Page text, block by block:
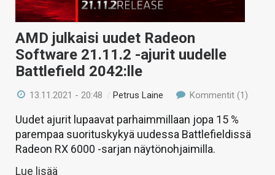
KAUPPA
VAIHDA TEEMA
AMD julkaisi uudet Radeon
Software 21.11.2 -ajurit uudelle
Battlefield 2042:lle
13.11.2021 - 20:48 /Petrus Laine Kommentit (1)
Uudet ajurit lupaavat parhaimmillaan jopa 15 %
parempaa suorituskykyä uudessa Battlefieldissä
Radeon RX 6000 -sarjan näytönohjaimilla.
Lue lisää